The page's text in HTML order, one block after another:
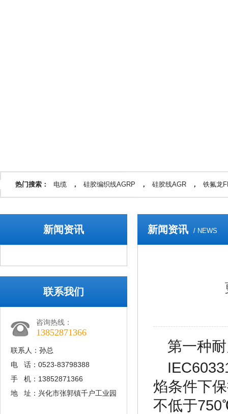
热门搜索： 电缆 ， 硅胶编织线AGRP ， 硅胶线AGR ， 铁氟龙
新闻资讯
联系我们
咨询热线：
13852871366
联系人：孙总
电 话：0523-83798388
手 机：13852871366
地 址：兴化市张郭镇千户工业园
新闻资讯 / NEWS
第一种
焰条件下
不低于